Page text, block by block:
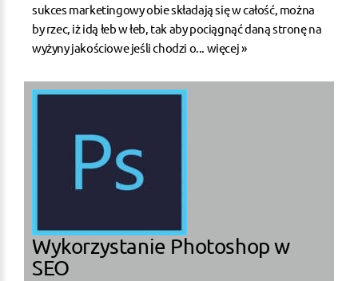
sukces marketingowy obie składają się w całość, można
by rzec, iż idą łeb w łeb, tak aby pociągnąć daną stronę na
wyżyny jakościowe jeśli chodzi o... więcej »
Wykorzystanie Photoshop w
SEO